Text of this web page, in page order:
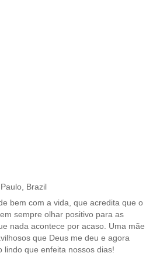
Brazil
bem com a vida, que acredita que o
sempre olhar positivo para as
nada acontece por acaso. Uma mãe
que Deus me deu e agora
lindo que enfeita nossos dias!